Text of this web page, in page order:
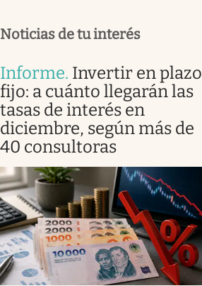
Noticias de tu interés
Informe. Invertir en plazo
fijo: a cuánto llegarán las
tasas de interés en
diciembre, según más de
40 consultoras